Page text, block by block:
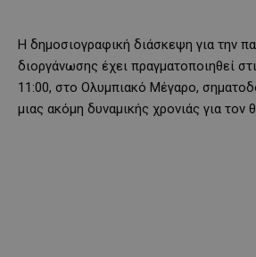
Η δημοσιογραφική διάσκεψη για την
διοργάνωσης έχει πραγματοποιηθεί
11:00, στο Ολυμπιακό Μέγαρο,
μιας ακόμη δυναμικής χρονιάς για τον